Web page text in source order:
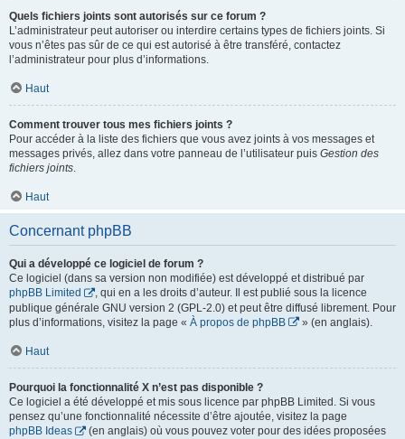
Quels fichiers joints sont autorisés sur ce forum ?
L’administrateur peut autoriser ou interdire certains types de fichiers joints. Si
vous n’êtes pas sûr de ce qui est autorisé à être transféré, contactez
l’administrateur pour plus d’informations.
Haut
Comment trouver tous mes fichiers joints ?
Pour accéder à la liste des fichiers que vous avez joints à vos messages et
messages privés, allez dans votre panneau de l’utilisateur puis Gestion des
fichiers joints.
Haut
Concernant phpBB
Qui a développé ce logiciel de forum ?
Ce logiciel (dans sa version non modifiée) est développé et distribué par
phpBB Limited
, qui en a les droits d’auteur. Il est publié sous la licence
publique générale GNU version 2 (GPL-2.0) et peut être diffusé librement. Pour
plus d’informations, visitez la page « À propos de phpBB » (en anglais).
Haut
Pourquoi la fonctionnalité X n’est pas disponible ?
Ce logiciel a été développé et mis sous licence par phpBB Limited. Si vous
pensez qu’une fonctionnalité nécessite d’être ajoutée, visitez la page
phpBB Ideas
(en anglais) où vous pouvez voter pour des idées proposées